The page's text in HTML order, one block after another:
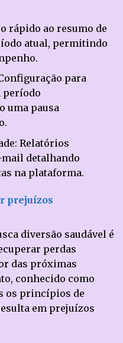
rápido ao resumo de
atual, permitindo
para
período
uma pausa
Relatórios
detalhando
na plataforma.
prejuízos
diversão saudável é
perdas
das próximas
conhecido como
os princípios de
em prejuízos